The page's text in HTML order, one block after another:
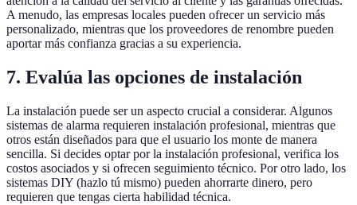
A menudo, las empresas locales pueden ofrecer un servicio más
personalizado, mientras que los proveedores de renombre pueden
aportar más confianza gracias a su experiencia.
7. Evalúa las opciones de instalación
La instalación puede ser un aspecto crucial a considerar. Algunos
sistemas de alarma requieren instalación profesional, mientras que
otros están diseñados para que el usuario los monte de manera
sencilla. Si decides optar por la instalación profesional, verifica los
costos asociados y si ofrecen seguimiento técnico. Por otro lado, los
sistemas DIY (hazlo tú mismo) pueden ahorrarte dinero, pero
requieren que tengas cierta habilidad técnica.